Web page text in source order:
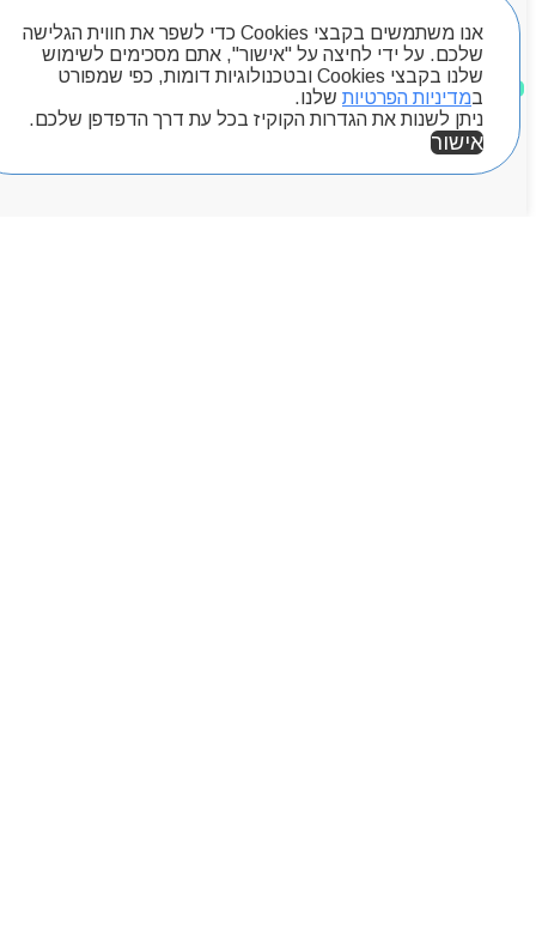
אנו משתמשים בקבצי Cookies כדי לשפר את חווית הגלישה
שלכם. על ידי לחיצה על "אישור", אתם מסכימים לשימוש
שלנו בקבצי Cookies ובטכנולוגיות דומות, כפי שמפורט
במדיניות הפרטיות שלנו.
ניתן לשנות את הגדרות הקוקיז בכל עת דרך הדפדפן שלכם.
אישור
מוצרים שאהבתי